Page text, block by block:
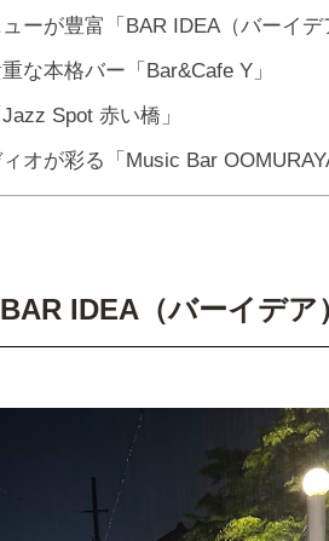
ーが豊富「BAR IDEA（バーイデ
な本格バー「Bar&Cafe Y」
Spot 赤い橋」
オが彩る「Music Bar
IDEA（バーイデア